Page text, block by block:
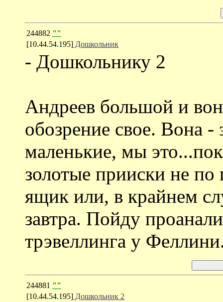
244882 ""
[10.44.54.195] Дошкольник
- Дошкольнику 2
Андреев большой и
обозрение свое. Вона
маленькие, мы
золотые прииски не
ящик или, в крайнем
завтра. Пойду
трэвеллинга у
244881 ""
[10.44.54.195] Дошкольник 2